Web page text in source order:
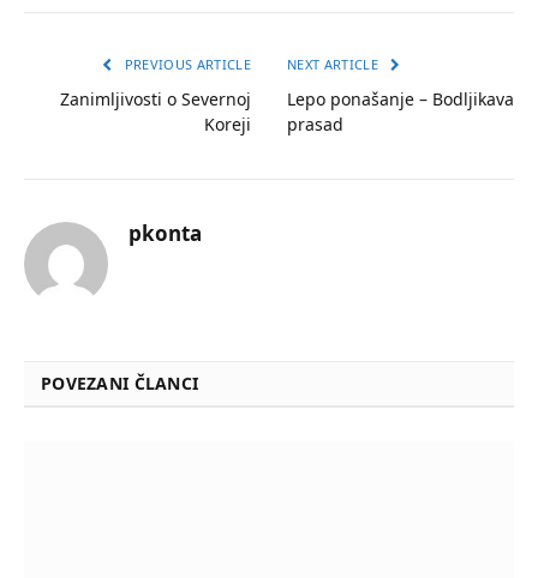
PREVIOUS ARTICLE
Zanimljivosti o Severnoj
Koreji
NEXT ARTICLE
Lepo ponašanje – Bodljikava
prasad
pkonta
POVEZANI ČLANCI